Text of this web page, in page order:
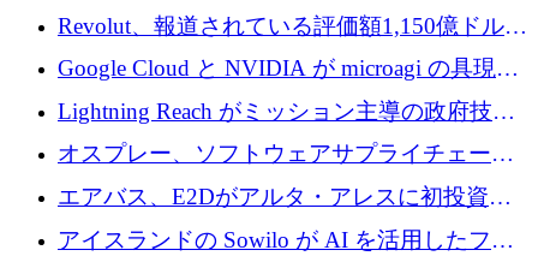
ートアップ Arrakis を支援
Revolut、報道されている評価額1,150億ドルで
の新たな二次株式売却を確認
Google Cloud と NVIDIA が microagi の具現化
された AI の野望を推進
Lightning Reach がミッション主導の政府技術
グループとしてポートフォリオを拡大し ETG
に買収
オスプレー、ソフトウェアサプライチェーン
攻撃を阻止するために265万ドルを確保
エアバス、E2Dがアルタ・アレスに初投資、
欧州防衛技術ファンドに5億ユーロを拠出
アイスランドの Sowilo が AI を活用したファ